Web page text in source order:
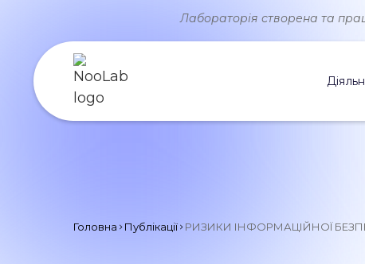
Лабораторія створена та
Головна Публікації РИЗИКИ ІНФОРМАЦІЙНОЇ